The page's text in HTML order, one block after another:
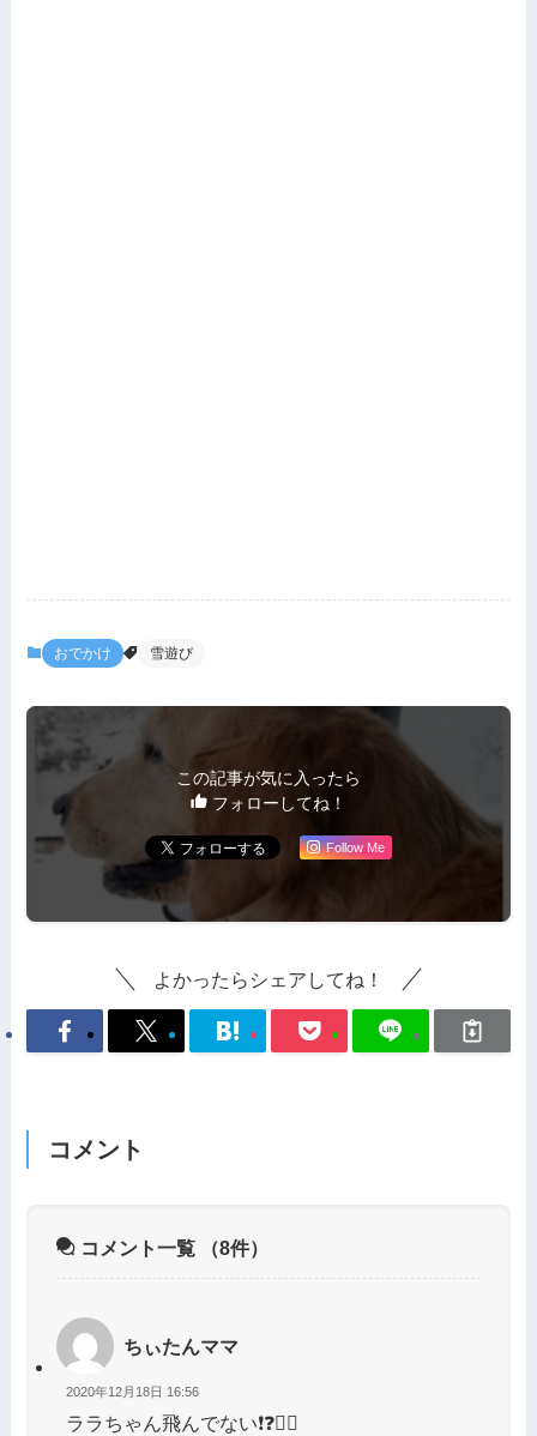
おでかけ 雪遊び
この記事が気に入ったら
フォローしてね！
Follow Me
よかったらシェアしてね！
コメント
コメント一覧 （8件）
ちぃたんママ
2020年12月18日 16:56
ララちゃん飛んでない❗❓🐱‍🏍